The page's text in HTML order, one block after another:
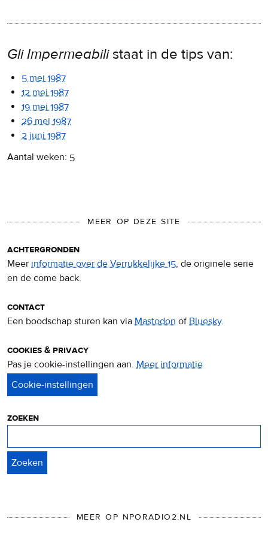
Gli Impermeabilistaat in de tips van:
5 mei 1987
12 mei 1987
19 mei 1987
26 mei 1987
2 juni 1987
Aantal weken: 5
MEER OP DEZE SITE
achtergronden
Meer informatie over de Verrukkelijke 15, de originele serie
en de come back.
contact
Een boodschap sturen kan via Mastodon ofBluesky.
cookies & privacy
Pas je cookie-instellingen aan. Meer informatie
zoeken
MEER OP NPORADIO2.NL